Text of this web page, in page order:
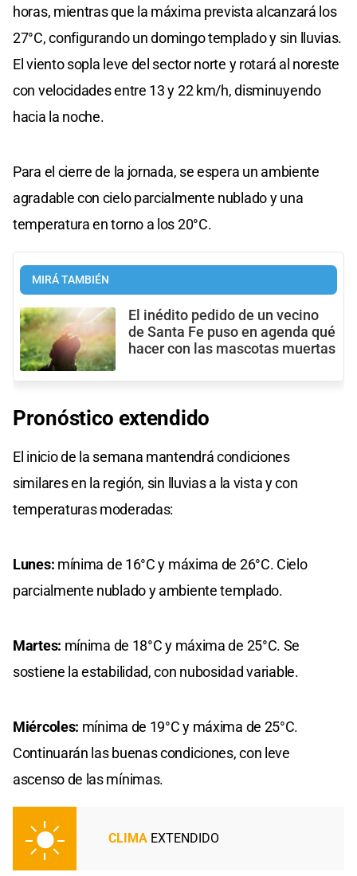
horas, mientras que la máxima prevista alcanzará los
27°C, configurando un domingo templado y sin lluvias.
El viento sopla leve del sector norte y rotará al noreste
con velocidades entre 13 y 22 km/h, disminuyendo
hacia la noche.
Para el cierre de la jornada, se espera un ambiente
agradable con cielo parcialmente nublado y una
temperatura en torno a los 20°C.
MIRÁ TAMBIÉN
El inédito pedido de un vecino
de Santa Fe puso en agenda qué
hacer con las mascotas muertas
Pronóstico extendido
El inicio de la semana mantendrá condiciones
similares en la región, sin lluvias a la vista y con
temperaturas moderadas:
Lunes: mínima de 16°C y máxima de 26°C. Cielo
parcialmente nublado y ambiente templado.
Martes: mínima de 18°C y máxima de 25°C. Se
sostiene la estabilidad, con nubosidad variable.
Miércoles: mínima de 19°C y máxima de 25°C.
Continuarán las buenas condiciones, con leve
ascenso de las mínimas.
CLIMA EXTENDIDO